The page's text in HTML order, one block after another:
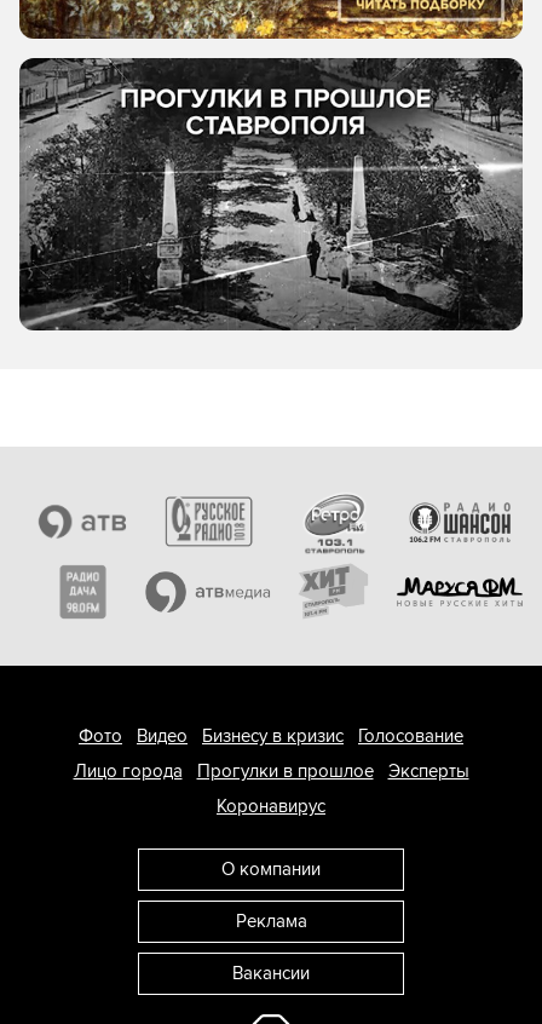
Фото Видео Бизнесу в кризис
Голосование
Лицо города
Прогулки в прошлое
Эксперты
Коронавирус
О компании
Реклама
Вакансии